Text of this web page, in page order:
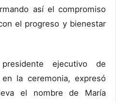
asíel compromiso
el progreso y bienestar
ejecutivo de
la ceremonia, expresó
el nombre de María